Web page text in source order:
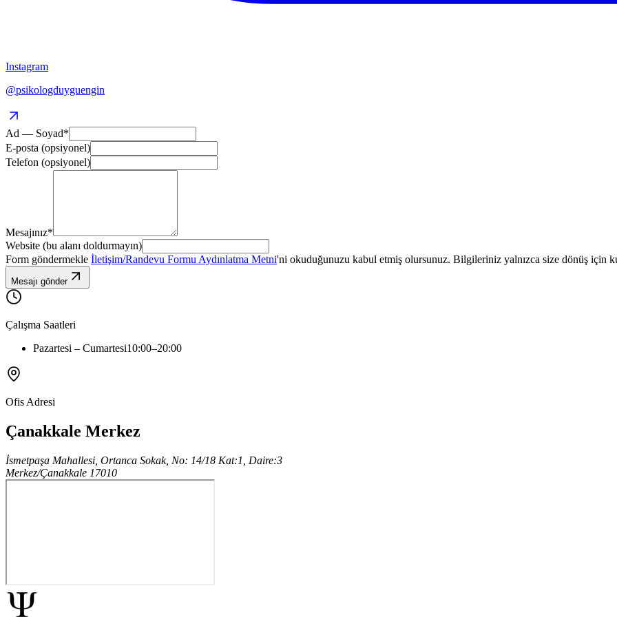
Instagram
@psikologduyguengin
Ad — Soyad*
E-posta (opsiyonel)
Telefon (opsiyonel)
Mesajınız*
Website (bu alanı doldurmayın)
Form göndermekle İletişim/Randevu Formu Aydınlatma Metni'ni okuduğunuzu kabul etmiş olursunuz. Bilgileriniz yalnızca size dönüş için
Mesajı gönder
Çalışma Saatleri
Pazartesi – Cumartesi10:00–20:00
Ofis Adresi
Çanakkale Merkez
İsmetpaşa Mahallesi, Ortanca Sokak, No: 14/18 Kat:1, Daire:3
Merkez/Çanakkale 17010